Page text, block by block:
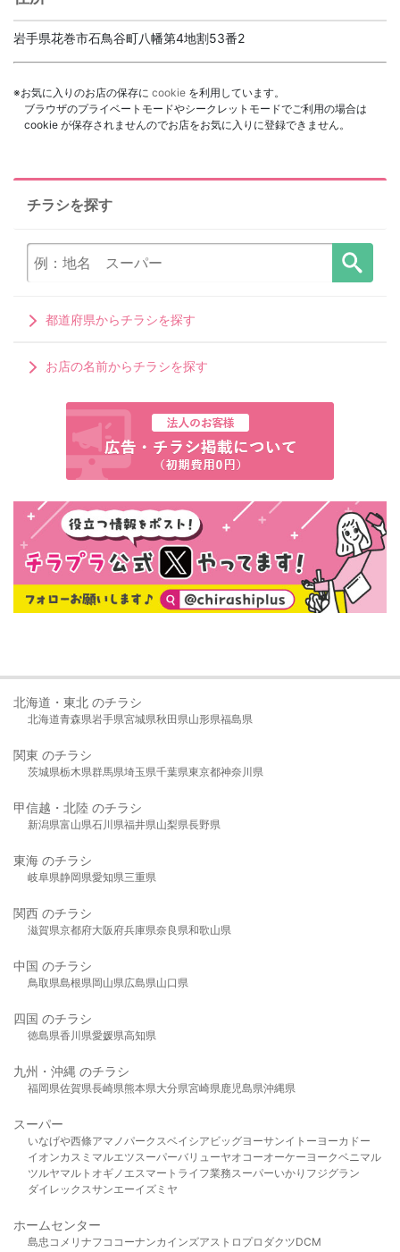
岩手県花巻市石鳥谷町八幡第4地割53番2
※お気に入りのお店の保存に cookie を利用しています。
ブラウザのプライベートモードやシークレットモードでご利用の場合は
cookie が保存されませんのでお店をお気に入りに登録できません。
チラシを探す
都道府県からチラシを探す
お店の名前からチラシを探す
北海道・東北 のチラシ
北海道青森県岩手県宮城県秋田県山形県福島県
関東 のチラシ
茨城県栃木県群馬県埼玉県千葉県東京都神奈川県
甲信越・北陸 のチラシ
新潟県富山県石川県福井県山梨県長野県
東海 のチラシ
岐阜県静岡県愛知県三重県
関西 のチラシ
滋賀県京都府大阪府兵庫県奈良県和歌山県
中国 のチラシ
鳥取県島根県岡山県広島県山口県
四国 のチラシ
徳島県香川県愛媛県高知県
九州・沖縄 のチラシ
福岡県佐賀県長崎県熊本県大分県宮崎県鹿児島県沖縄県
スーパー
いなげや西條アマノパークスベイシア ビッグヨーサンイトーヨーカドー
イオンカスミ マルエツスーパーバリューヤオコーオーケー ヨークベニマル
ツルヤマルト オギノ エスマート ライフ業務スーパーいかり フジグラン
ダイレックスサンエーイズミヤ
ホームセンター
島忠 コメリ ナフコ コーナンカインズアストロプロダクツDCM